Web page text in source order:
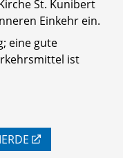
St. Kunibert
Einkehr ein.
eine gute
ist